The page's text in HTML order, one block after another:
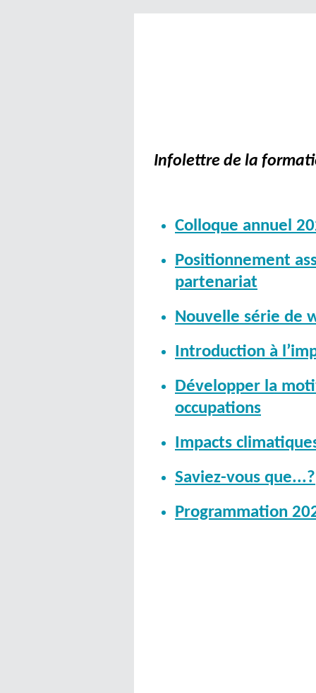
Infolettre de la
Colloque annuel
Positionnement
partenariat
Nouvelle série de
Introduction à
Développer la
occupations
Impacts
Saviez-vous que...?
Programmation